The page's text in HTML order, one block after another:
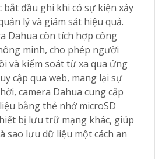
đầu ghi khi có sự kiện xảy
lý và giám sát hiệu quả.
Dahua còn tích hợp công
minh, cho phép người
và kiểm soát từ xa qua ứng
cập qua web, mang lại sự
camera Dahua cung cấp
bằng thẻ nhớ microSD
bị lưu trữ mạng khác, giúp
sao lưu dữ liệu một cách an